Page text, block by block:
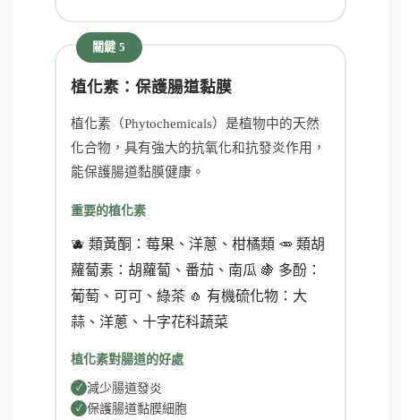
關鍵 5
植化素：保護腸道黏膜
植化素（Phytochemicals）是植物中的天然
化合物，具有強大的抗氧化和抗發炎作用，
能保護腸道黏膜健康。
重要的植化素
🫐 類黃酮：莓果、洋蔥、柑橘類 🥕 類胡
蘿蔔素：胡蘿蔔、番茄、南瓜 🍇 多酚：
葡萄、可可、綠茶 🧄 有機硫化物：大
蒜、洋蔥、十字花科蔬菜
植化素對腸道的好處
減少腸道發炎
保護腸道黏膜細胞